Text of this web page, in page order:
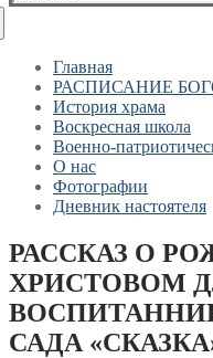
Главная
РАСПИСАНИЕ
История храма
Воскресная школа
Военно-
О нас
Фотографии
Дневник настоятеля
РАССКАЗ О
ХРИСТОВОМ
САДА